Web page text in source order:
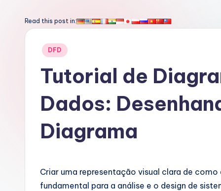
o
rt
Read this post in:
Posted
DFD
Tutorial de
Dados:
Diagrama
Criar uma representação visual clara de
fundamental para a análise e o design de